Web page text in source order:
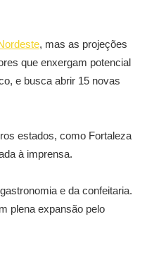
, mas as projeções
que enxergam potencial
e busca abrir 15 novas
estados, como Fortaleza
à imprensa.
e da confeitaria.
plena expansão pelo